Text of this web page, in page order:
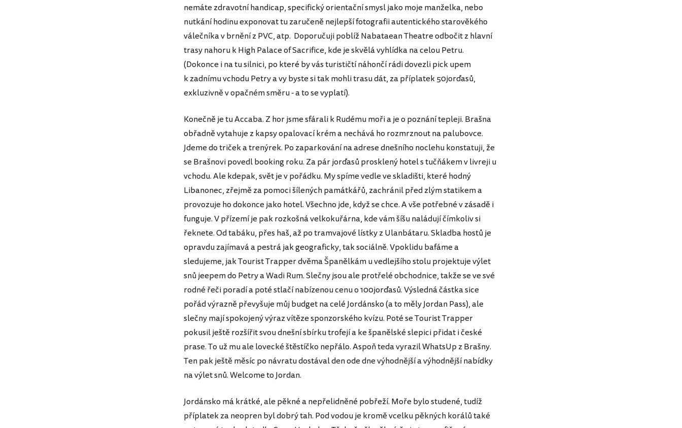
nemáte zdravotní handicap, specifický orientační smysl jako moje manželka, nebo
nutkání hodinu exponovat tu zaručeně nejlepší fotografii autentického starověkého
válečníka v brnění z PVC, atp. Doporučuji poblíž Nabataean Theatre odbočit z hlavní
trasy nahoru k High Palace of Sacrifice, kde je skvělá vyhlídka na celou Petru.
(Dokonce i na tu silnici, po které by vás turističtí náhončí rádi dovezli pick upem
k zadnímu vchodu Petry a vy byste si tak mohli trasu dát, za příplatek 50jorďasů,
exkluzivně v opačném směru - a to se vyplatí).
Konečně je tu Accaba. Z hor jsme sfárali k Rudému moři a je o poznání tepleji. Brašna
obřadně vytahuje z kapsy opalovací krém a nechává ho rozmrznout na palubovce.
Jdeme do triček a trenýrek. Po zaparkování na adrese dnešního noclehu konstatuji, že
se Brašnovi povedl booking roku. Za pár jorďasů prosklený hotel s tučňákem v livreji u
vchodu. Ale kdepak, svět je v pořádku. My spíme vedle ve skladišti, které hodný
Libanonec, zřejmě za pomoci šílených památkářů, zachránil před zlým statikem a
provozuje ho dokonce jako hotel. Všechno jde, když se chce. A vše potřebné v zásadě i
funguje. V přízemí je pak rozkošná velkokuřárna, kde vám šíšu naládují čímkoliv si
řeknete. Od tabáku, přes haš, až po tramvajové lístky z Ulanbátaru. Skladba hostů je
opravdu zajímavá a pestrá jak geograficky, tak sociálně. Vpoklidu bafáme a
sledujeme, jak Tourist Trapper dvěma Španělkám u vedlejšího stolu projektuje výlet
snů jeepem do Petry a Wadi Rum. Slečny jsou ale protřelé obchodnice, takže se ve své
rodné řeči poradí a poté stlačí nabízenou cenu o 100jorďasů. Výsledná částka sice
pořád výrazně převyšuje můj budget na celé Jordánsko (a to měly Jordan Pass), ale
slečny mají spokojený výraz vítěze sponzorského kvízu. Poté se Tourist Trapper
pokusil ještě rozšířit svou dnešní sbírku trofejí a ke španělské slepici přidat i české
prase. To už mu ale lovecké štěstíčko nepřálo. Aspoň teda vyrazil WhatsUp z Brašny.
Ten pak ještě měsíc po návratu dostával den ode dne výhodnější a výhodnější nabídky
na výlet snů. Welcome to Jordan.
Jordánsko má krátké, ale pěkné a nepřelidněné pobřeží. Moře bylo studené, tudíž
příplatek za neopren byl dobrý tah. Pod vodou je kromě vcelku pěkných korálů také